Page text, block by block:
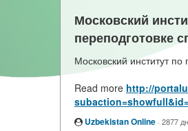
Московский
переподготовке
Московский институт
Read more http://
Uzbekistan Online · 2877